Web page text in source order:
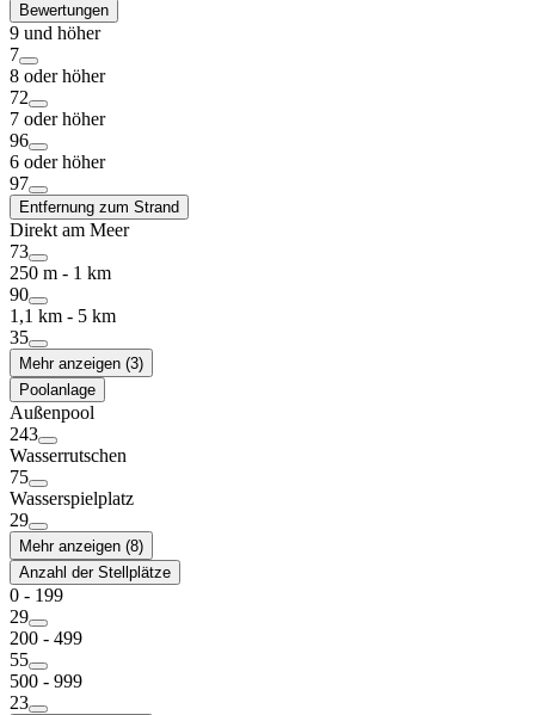
Bewertungen
9 und höher
7
8 oder höher
72
7 oder höher
96
6 oder höher
97
Entfernung zum Strand
Direkt am Meer
73
250 m - 1 km
90
1,1 km - 5 km
35
Mehr anzeigen (3)
Poolanlage
Außenpool
243
Wasserrutschen
75
Wasserspielplatz
29
Mehr anzeigen (8)
Anzahl der Stellplätze
0 - 199
29
200 - 499
55
500 - 999
23